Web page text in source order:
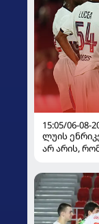
15:05/06-08-
ლუის
არ არის,